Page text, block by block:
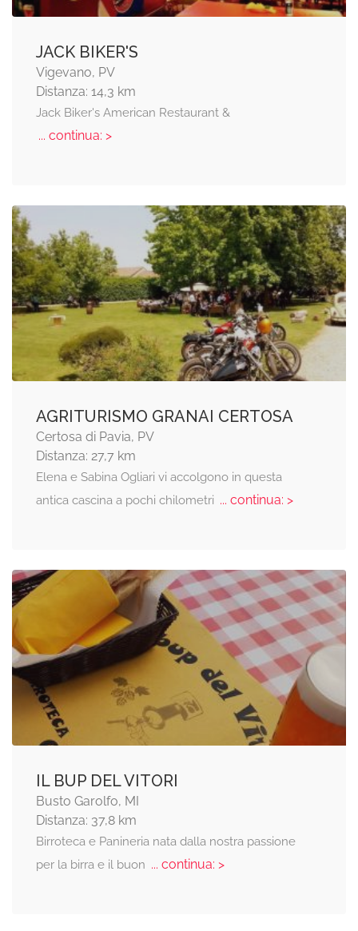
JACK BIKER'S
Vigevano, PV
Distanza: 14,3 km
Jack Biker's American Restaurant &
... continua: >
AGRITURISMO GRANAI CERTOSA
Certosa di Pavia, PV
Distanza: 27,7 km
Elena e Sabina Ogliari vi accolgono in questa
antica cascina a pochi chilometri ... continua: >
IL BUP DEL VITORI
Busto Garolfo, MI
Distanza: 37,8 km
Birroteca e Panineria nata dalla nostra passione
per la birra e il buon ... continua: >